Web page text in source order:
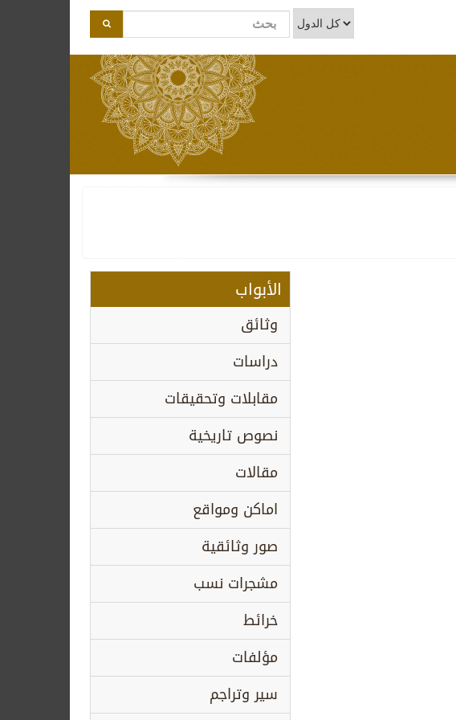
الأبواب
وثائق
دراسات
مقابلات وتحقيقات
نصوص تاريخية
مقالات
اماكن ومواقع
صور وثائقية
مشجرات نسب
خرائط
مؤلفات
سير وتراجم